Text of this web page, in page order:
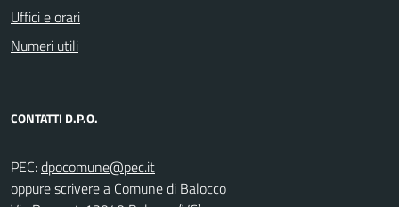
Uffici e orari
Numeri utili
CONTATTI D.P.O.
PEC:
oppure scrivere a Comune di Balocco